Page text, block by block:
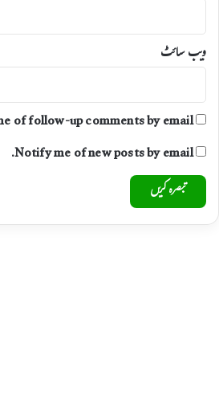
ان
ہ
ب
اکر
ف
رار
ویب‌ سائٹ
of follow-up comments by email.
Notify me of new posts by email.